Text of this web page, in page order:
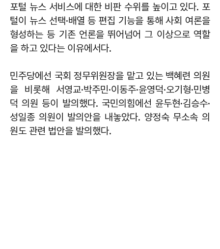
포털 뉴스 서비스에 대한 비판 수위를 높이고 있다. 포
털이 뉴스 선택·배열 등 편집 기능을 통해 사회 여론을
형성하는 등 기존 언론을 뛰어넘어 그 이상으로 역할
을 하고 있다는 이유에서다.
민주당에선 국회 정무위원장을 맡고 있는 백혜련 의원
을 비롯해 서영교·박주민·이동주·윤영덕·오기형·민병
덕 의원 등이 발의했다. 국민의힘에선 윤두현·김승수·
성일종 의원이 발의안을 내놓았다. 양정숙 무소속 의
원도 관련 법안을 발의했다.